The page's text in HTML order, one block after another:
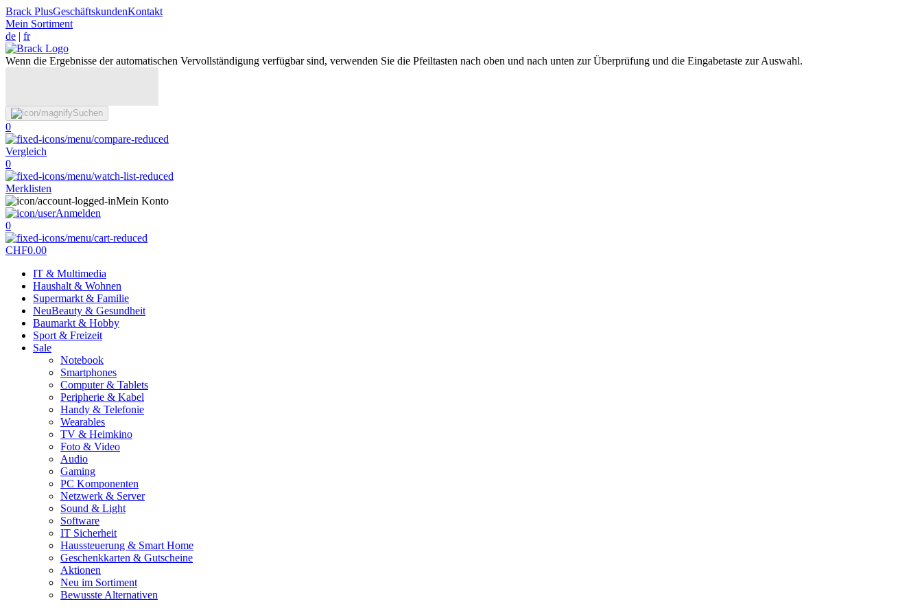
Brack PlusGeschäftskundenKontakt
Mein Sortiment
de | fr
Wenn die Ergebnisse der automatischen Vervollständigung verfügbar sind, verwenden Sie die Pfeiltasten nach oben und nach unten zur Überprüfung und die Eingabetaste zur Auswahl.
Suchen
0
Vergleich
0
Merklisten
Mein Konto
Anmelden
0
CHF0.00
IT & Multimedia
Haushalt & Wohnen
Supermarkt & Familie
NeuBeauty & Gesundheit
Baumarkt & Hobby
Sport & Freizeit
Sale
Notebook
Smartphones
Computer & Tablets
Peripherie & Kabel
Handy & Telefonie
Wearables
TV & Heimkino
Foto & Video
Audio
Gaming
PC Komponenten
Netzwerk & Server
Sound & Light
Software
IT Sicherheit
Haussteuerung & Smart Home
Geschenkkarten & Gutscheine
Aktionen
Neu im Sortiment
Bewusste Alternativen